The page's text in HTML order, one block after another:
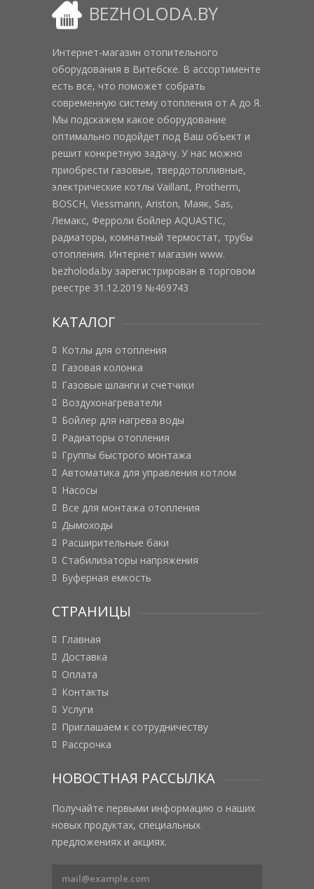
BEZHOLODA.BY
Интернет-магазин отопительного
оборудования в Витебске. В ассортименте
есть все, что поможет собрать
современную систему отопления от А до Я.
Мы подскажем какое оборудование
оптимально подойдет под Ваш объект и
решит конкретную задачу. У нас можно
приобрести газовые, твердотопливные,
электрические котлы Vaillant, Protherm,
BOSCH, Viessmann, Ariston, Маяк, Sas,
Лемакс, Ферроли бойлер AQUASTIC,
радиаторы, комнатный термостат, трубы
отопления. Интернет магазин www.
bezholoda.by зарегистрирован в торговом
реестре 31.12.2019 №469743
КАТАЛОГ
Котлы для отопления
Газовая колонка
Газовые шланги и счетчики
Воздухонагреватели
Бойлер для нагрева воды
Радиаторы отопления
Группы быстрого монтажа
Автоматика для управления котлом
Насосы
Все для монтажа отопления
Дымоходы
Расширительные баки
Стабилизаторы напряжения
Буферная емкость
СТРАНИЦЫ
Главная
Доставка
Оплата
Контакты
Услуги
Приглашаем к сотрудничеству
Рассрочка
НОВОСТНАЯ РАССЫЛКА
Получайте первыми информацию о наших
новых продуктах, специальных
предложениях и акциях.